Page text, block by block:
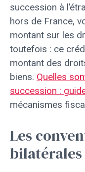
succession à
hors de France,
montant sur les
toutefois : ce
montant des
biens. Quelles
succession :
mécanismes
Les
bilatérales